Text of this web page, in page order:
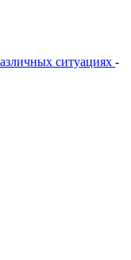
ситуациях -